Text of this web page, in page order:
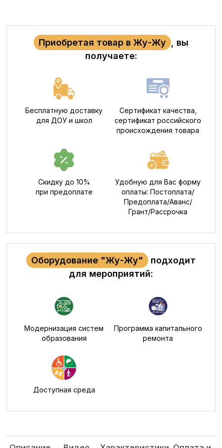
Приобретая товар в Жу-Жу
, вы
получаете:
Бесплатную доставку
для ДОУ и школ
Сертификат качества,
сертификат российского
происхождения товара
Скидку до 10%
при предоплате
Удобную для Вас форму
оплаты: Постоплата/
Предоплата/Аванс/
Грант/Рассрочка
Оборудование "Жу-Жу"
подходит
для мероприятий:
Модернизация систем
образования
Программа капитального
ремонта
Доступная среда